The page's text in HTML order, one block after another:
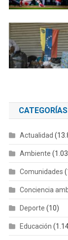
CATEGORÍAS
Actualidad
Ambiente
Comunidades
Conciencia
Deporte (10)
Educación